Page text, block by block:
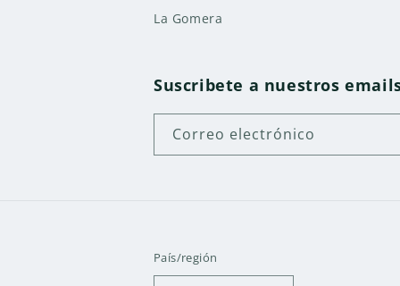
La Gomera
Suscribete a nuestros
Correo electrónico
País/región